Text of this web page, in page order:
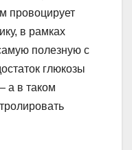
провоцирует
в рамках
полезную с
глюкозы
а в таком